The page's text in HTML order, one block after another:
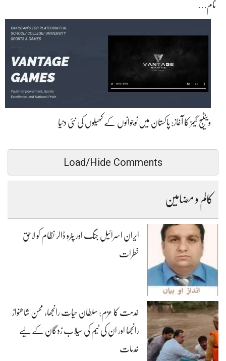
نام…
وینٹیج گیمز کا آغاز: پاکستان میں نوجوانوں کے کھیلوں کی نئی دنیا
Load/Hide Comments
کالم و مضامین
ایران اسرائیل جنگ اور پٹرو ڈالر نظام کو لاحق
خطرات
خدمت کا عزم: سلطان حیات رانجھا، محسن شاھنواز
رانجھا اور ان کی ٹیم کی سیلاب زدگان کے لیے
خدمات